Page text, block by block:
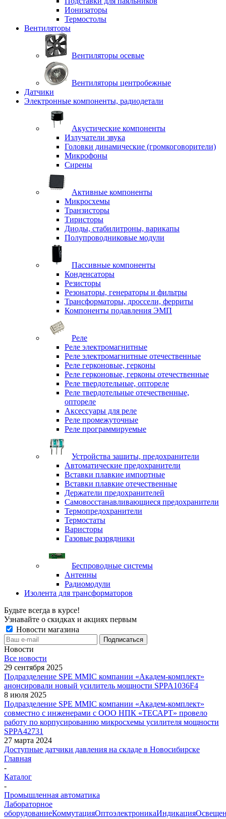
Ионизаторы
Термостолы
Вентиляторы
Вентиляторы осевые
Вентиляторы центробежные
Датчики
Электронные компоненты, радиодетали
Акустические компоненты
Излучатели звука
Головки динамические (громкоговорители)
Микрофоны
Сирены
Активные компоненты
Микросхемы
Транзисторы
Тиристоры
Диоды, стабилитроны, варикапы
Полупроводниковые модули
Пассивные компоненты
Конденсаторы
Резисторы
Резонаторы, генераторы и фильтры
Трансформаторы, дроссели, ферриты
Компоненты подавления ЭМП
Реле
Реле электромагнитные
Реле электромагнитные отечественные
Реле герконовые, герконы
Реле герконовые, герконы отечественные
Реле твердотельные, оптореле
Реле твердотельные отечественные,
оптореле
Аксессуары для реле
Реле промежуточные
Реле программируемые
Устройства защиты, предохранители
Автоматические предохранители
Вставки плавкие импортные
Вставки плавкие отечественные
Держатели предохранителей
Самовосстанавливающиеся предохранители
Термопредохранители
Термостаты
Варисторы
Газовые разрядники
Беспроводные системы
Антенны
Радиомодули
Изолента для трансформаторов
Будьте всегда в курсе!
Узнавайте о скидках и акциях первым
Новости магазина
Новости
Все новости
29 сентября 2025
Подразделение SPE MMIC компании «Академ-комплект»
анонсировали новый усилитель мощности SPPA1036F4
8 июля 2025
Подразделение SPE MMIC компании «Академ-комплект»
совместно с инженерами с ООО НПК «ТЕСАРТ» провело
работу по корпусированию микросхемы усилителя мощности
SPPA42731
27 марта 2024
Доступные датчики давления на складе в Новосибирске
Главная
-
Каталог
-
Промышленная автоматика
Лабораторное
оборудованиеКоммутацияОптоэлектроникаИндикация